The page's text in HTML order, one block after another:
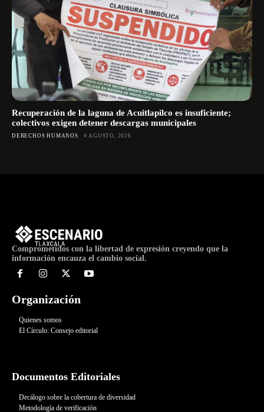
Recuperación de la laguna de Acuitlapilco es insuficiente;
colectivos exigen detener descargas municipales
DERECHOS HUMANOS 4 AGOSTO, 2026
Comprometidos con la libertad de expresión creyendo que la
información encauza el cambio social.
Organización
Quienes somos
El Círculo: Consejo editorial
Documentos Editoriales
Decálogo sobre la cobertura de diversidad
Metodología de verificación